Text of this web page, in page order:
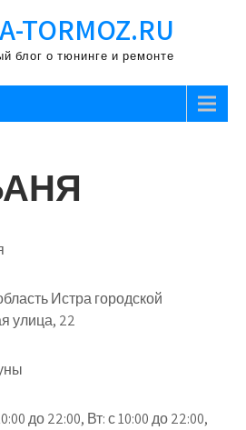
TORMOZ.RU
блог о тюнинге и ремонте
Истра городской
улица, 22
до 22:00, Вт: с 10:00 до 22:00,